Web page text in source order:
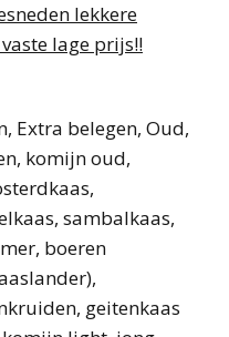
lekkere
lage prijs!!
Extra belegen, Oud,
komijn oud,
sambalkaas,
boeren
geitenkaas